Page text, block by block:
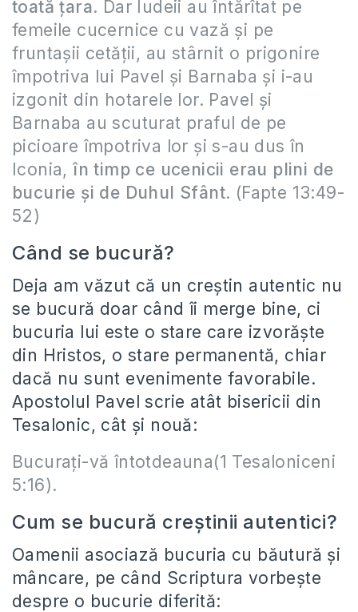
toată ţara. Dar Iudeii au întărîtat pe
femeile cucernice cu vază şi pe
fruntaşii cetăţii, au stârnit o prigonire
împotriva lui Pavel şi Barnaba şi i-au
izgonit din hotarele lor. Pavel şi
Barnaba au scuturat praful de pe
picioare împotriva lor şi s-au dus în
Iconia,în timp ce ucenicii erau plini de
bucurie şi de Duhul Sfânt. (Fapte 13:49-
52)
Când se bucură?
Deja am văzut că un creștin autentic nu
se bucură doar când îi merge bine, ci
bucuria lui este o stare care izvorăște
din Hristos, o stare permanentă, chiar
dacă nu sunt evenimente favorabile.
Apostolul Pavel scrie atât bisericii din
Tesalonic, cât și nouă:
Bucuraţi-vă întotdeauna(1 Tesaloniceni
5:16).
Cum se bucură creștinii autentici?
Oamenii asociază bucuria cu băutură și
mâncare, pe când Scriptura vorbește
despre o bucurie diferită: